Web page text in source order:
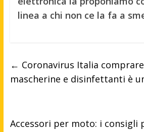
linea a chi non ce la fa a
← Coronavirus Italia
mascherine e disinfettanti è
Accessori per moto: i consigli